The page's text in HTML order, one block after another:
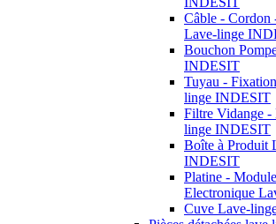
Câble - Cordon
Lave-linge
Bouchon
INDESIT
Tuyau -
linge INDESIT
Filtre Vidange -
linge INDESIT
Boîte à Produit
INDESIT
Platine -
Electronique
Cuve Lave-